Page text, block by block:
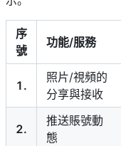
序
號
功能/服務
1.
照片/視頻的
分享與接收
2.
推送賬號動
態